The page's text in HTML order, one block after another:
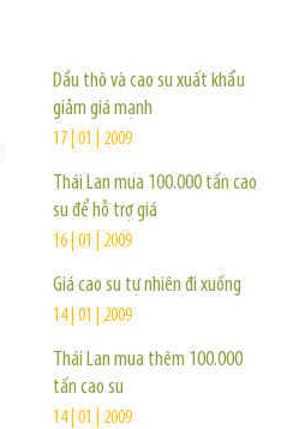
Dầu thô và cao su xuất khẩu
giảm giá mạnh
17 | 01 | 2009
Thái Lan mua 100.000 tấn cao
su để hỗ trợ giá
16 | 01 | 2009
Giá cao su tự nhiên đi xuống
14 | 01 | 2009
Thái Lan mua thêm 100.000
tấn cao su
14 | 01 | 2009